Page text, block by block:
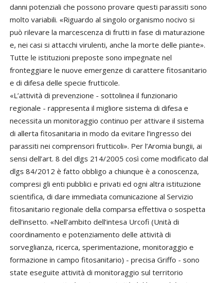
danni potenziali che possono provare questi parassiti sono
molto variabili. «Riguardo al singolo organismo nocivo si
può rilevare la marcescenza di frutti in fase di maturazione
e, nei casi si attacchi virulenti, anche la morte delle piante».
Tutte le istituzioni preposte sono impegnate nel
fronteggiare le nuove emergenze di carattere fitosanitario
e di difesa delle specie frutticole.
«L’attività di prevenzione - sottolinea il funzionario
regionale - rappresenta il migliore sistema di difesa e
necessita un monitoraggio continuo per attivare il sistema
di allerta fitosanitaria in modo da evitare l’ingresso dei
parassiti nei comprensori frutticoli». Per l’Aromia bungii, ai
sensi dell’art. 8 del dlgs 214/2005 così come modificato dal
dlgs 84/2012 è fatto obbligo a chiunque è a conoscenza,
compresi gli enti pubblici e privati ed ogni altra istituzione
scientifica, di dare immediata comunicazione al Servizio
fitosanitario regionale della comparsa effettiva o sospetta
dell’insetto. «Nell’ambito dell’intesa Urcofi (Unità di
coordinamento e potenziamento delle attività di
sorveglianza, ricerca, sperimentazione, monitoraggio e
formazione in campo fitosanitario) - precisa Griffo - sono
state eseguite attività di monitoraggio sul territorio